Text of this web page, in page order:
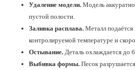
Удаление модели. Модель
пустой полости.
Заливка расплава. Металл
контролируемой температуре и
Остывание. Деталь охлаждается до
Выбивка формы. Песок